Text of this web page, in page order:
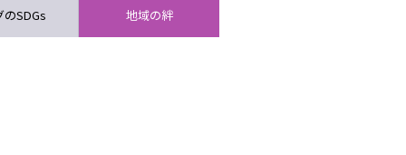
のSDGs 地域の絆